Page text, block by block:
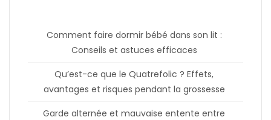
Comment faire dormir bébé dans son lit :
Conseils et astuces efficaces
Qu’est-ce que le Quatrefolic ? Effets,
avantages et risques pendant la grossesse
Garde alternée et mauvaise entente entre